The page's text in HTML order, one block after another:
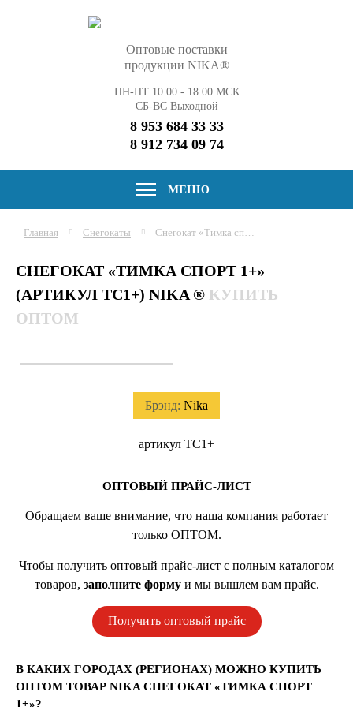
Оптовые поставки
продукции NIKA®
ПН-ПТ 10.00 - 18.00 МСК
СБ-ВС Выходной
8 953 684 33 33
8 912 734 09 74
МЕНЮ
Главная Снегокаты Снегокат «Тимка спорт 1+»
СНЕГОКАТ «ТИМКА СПОРТ 1+»
(АРТИКУЛ ТС1+) NIKA ® КУПИТЬ
ОПТОМ
Брэнд: Nika
артикул ТС1+
ОПТОВЫЙ ПРАЙС-ЛИСТ
Обращаем ваше внимание, что наша компания работает
только ОПТОМ.
Чтобы получить оптовый прайс-лист с полным каталогом
товаров, заполните формуи мы вышлем вам прайс.
Получить оптовый прайс
В КАКИХ ГОРОДАХ (РЕГИОНАХ) МОЖНО КУПИТЬ
ОПТОМ ТОВАР NIKA СНЕГОКАТ «ТИМКА СПОРТ
1+»?